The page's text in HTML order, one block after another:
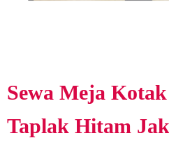
Sewa Meja
Taplak Hitam